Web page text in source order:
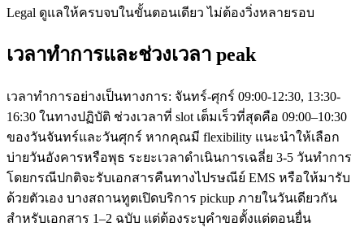
Legal ดูแลให้ครบจบในขั้นตอนเดียว ไม่ต้องวิ่งหลายรอบ
เวลาทำการและช่วงเวลา peak
เวลาทำการอย่างเป็นทางการ: จันทร์-ศุกร์ 09:00-12:30, 13:30-
16:30 ในทางปฏิบัติ ช่วงเวลาที่ slot เต็มเร็วที่สุดคือ 09:00–10:30
ของวันจันทร์และวันศุกร์ หากคุณมี flexibility แนะนำให้เลือก
บ่ายวันอังคารหรือพุธ ระยะเวลาดำเนินการเฉลี่ย 3-5 วันทำการ
โดยกรณีปกติจะรับเอกสารคืนทางไปรษณีย์ EMS หรือให้มารับ
ด้วยตัวเอง บางสถานทูตเปิดบริการ pickup ภายในวันเดียวกัน
สำหรับเอกสาร 1–2 ฉบับ แต่ต้องระบุคำขอตั้งแต่ตอนยื่น